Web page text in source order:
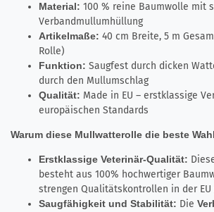
Material: 100 % reine Baumwolle mit
Verbandmullumhüllung
Artikelmaße: 40 cm Breite, 5 m
Rolle)
Funktion: Saugfest durch dicken
durch den Mullumschlag
Qualität: Made in EU – erstklassige
europäischen Standards
Warum diese Mullwatterolle die beste
Erstklassige Veterinär-Qualität:
besteht aus 100% hochwertiger
strengen Qualitätskontrollen in der
Saugfähigkeit und Stabilität: Die